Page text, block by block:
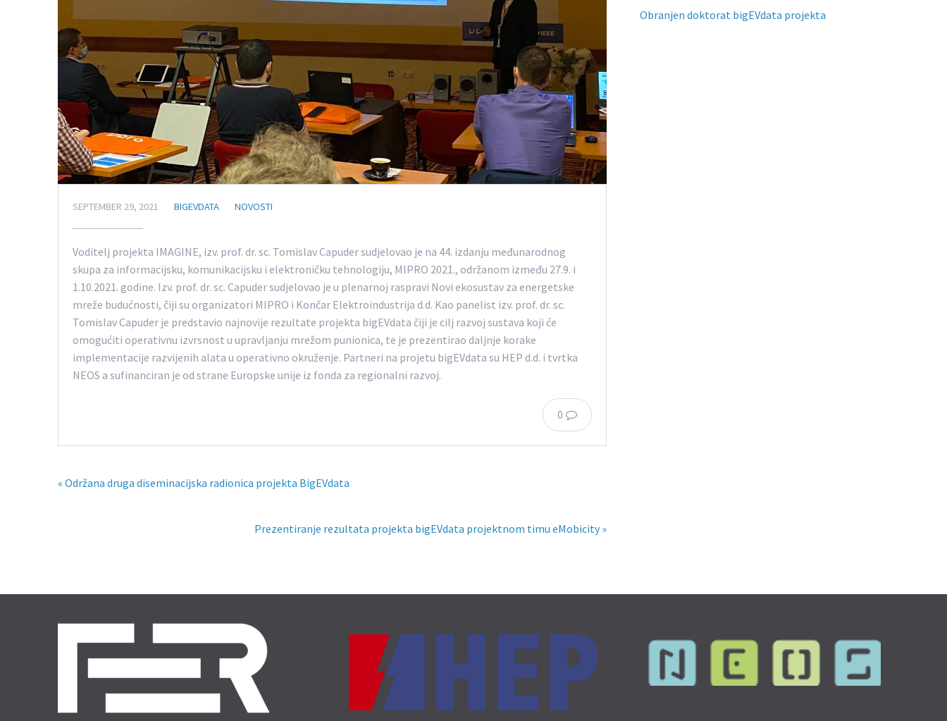
SEPTEMBER 29, 2021 BIGEVDATA NOVOSTI
Voditelj projekta IMAGINE, izv. prof. dr. sc. Tomislav Capuder sudjelovao je na 44. izdanju međunarodnog
skupa za informacijsku, komunikacijsku i elektroničku tehnologiju, MIPRO 2021., održanom između 27.9. i
1.10.2021. godine. Izv. prof. dr. sc. Capuder sudjelovao je u plenarnoj raspravi Novi ekosustav za energetske
mreže budućnosti, čiji su organizatori MIPRO i Končar Elektroindustrija d.d. Kao panelist izv. prof. dr. sc.
Tomislav Capuder je predstavio najnovije rezultate projekta bigEVdata čiji je cilj razvoj sustava koji će
omogućiti operativnu izvrsnost u upravljanju mrežom punionica, te je prezentirao daljnje korake
implementacije razvijenih alata u operativno okruženje. Partneri na projetu bigEVdata su HEP d.d. i tvrtka
NEOS a sufinanciran je od strane Europske unije iz fonda za regionalni razvoj.
0
« Održana druga diseminacijska radionica projekta BigEVdata
Prezentiranje rezultata projekta bigEVdata projektnom timu eMobicity »
Obranjen doktorat bigEVdata projekta